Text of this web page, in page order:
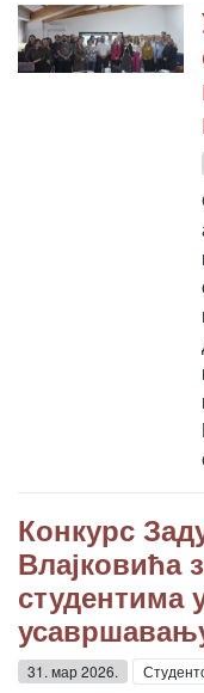
Конкурс
Влајковића
студентима
31. мар 2026.